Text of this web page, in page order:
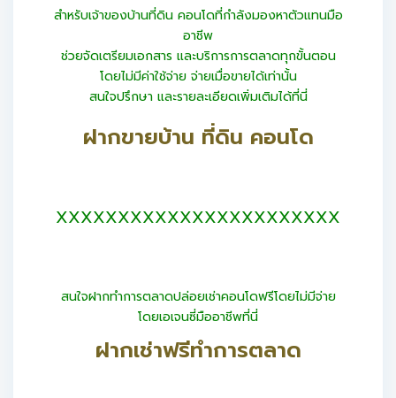
สำหรับเจ้าของบ้านที่ดิน คอนโดที่กำลังมองหาตัวแทนมือ
อาชีพ
ช่วยจัดเตรียมเอกสาร และบริการการตลาดทุกขั้นตอน
โดยไม่มีค่าใช้จ่าย จ่ายเมื่อขายได้เท่านั้น
สนใจปรึกษา และรายละเอียดเพิ่มเติมได้ที่นี่
ฝากขายบ้าน ที่ดิน คอนโด
XXXXXXXXXXXXXXXXXXXXXXX
สนใจฝากทำการตลาดปล่อยเช่าคอนโดฟรีโดยไม่มีจ่าย
โดยเอเจนซี่มืออาชีพที่นี่
ฝากเช่าฟรีทำการตลาด